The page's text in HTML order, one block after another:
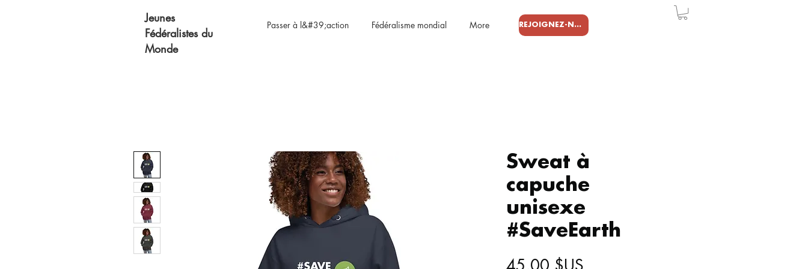
Jeunes
Fédéralistes du
Monde
Passer à l&#39;action Fédéralisme mondial More REJOIGNEZ-NOUS
Sweat à
capuche
unisexe
#SaveEarth